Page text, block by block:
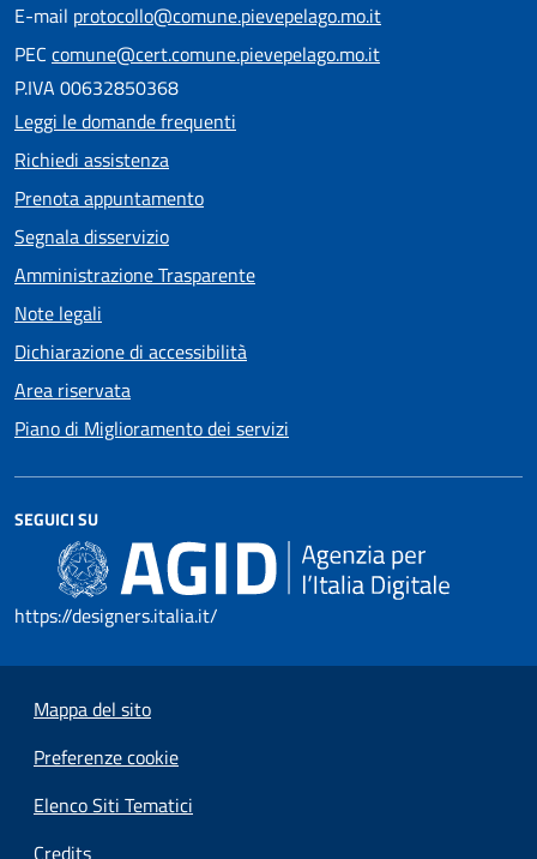
E-mail protocollo@comune.pievepelago.mo.it
PEC comune@cert.comune.pievepelago.mo.it
P.IVA 00632850368
Leggi le domande frequenti
Richiedi assistenza
Prenota appuntamento
Segnala disservizio
Amministrazione Trasparente
Note legali
Dichiarazione di accessibilità
Area riservata
Piano di Miglioramento dei servizi
SEGUICI SU
https://designers.italia.it/
Mappa del sito
Preferenze cookie
Elenco Siti Tematici
Credits